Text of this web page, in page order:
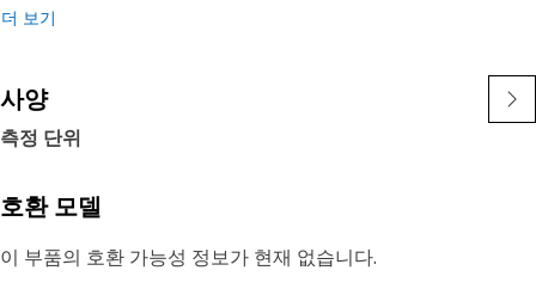
더 보기
사양
측정 단위
호환 모델
이 부품의 호환 가능성 정보가 현재 없습니다.